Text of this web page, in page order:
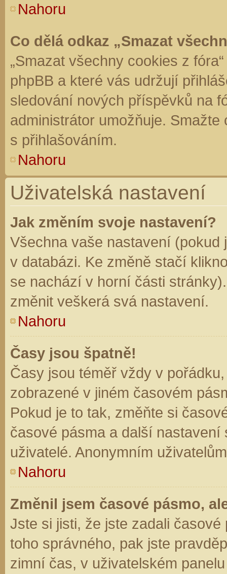
Nahoru
Co dělá odkaz „Smazat
„Smazat všechny cookies z
phpBB a které vás udržují
sledování nových příspěvků na
administrátor umožňuje.
s přihlašováním.
Nahoru
Uživatelská nastavení
Jak změním svoje nastavení?
Všechna vaše nastavení (pokud
v databázi. Ke změně stačí
se nachází v horní části
změnit veškerá svá nastavení.
Nahoru
Časy jsou špatně!
Časy jsou téměř vždy v
zobrazené v jiném časovém
Pokud je to tak, změňte si
časové pásma a další
uživatelé. Anonymním
Nahoru
Změnil jsem časové pásmo,
Jste si jisti, že jste zadali
toho správného, pak jste
zimní čas, v uživatelském